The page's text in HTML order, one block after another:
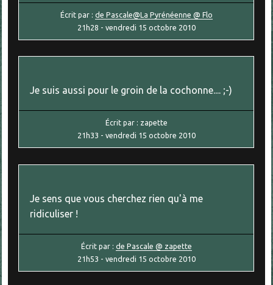
Écrit par : de Pascale@La Pyrénéenne @ Flo
21h28 - vendredi 15 octobre 2010
Je suis aussi pour le groin de la cochonne.... ;-)
Écrit par : zapette
21h33 - vendredi 15 octobre 2010
Je sens que vous cherchez rien qu'à me
ridiculiser !
Écrit par : de Pascale @ zapette
21h53 - vendredi 15 octobre 2010